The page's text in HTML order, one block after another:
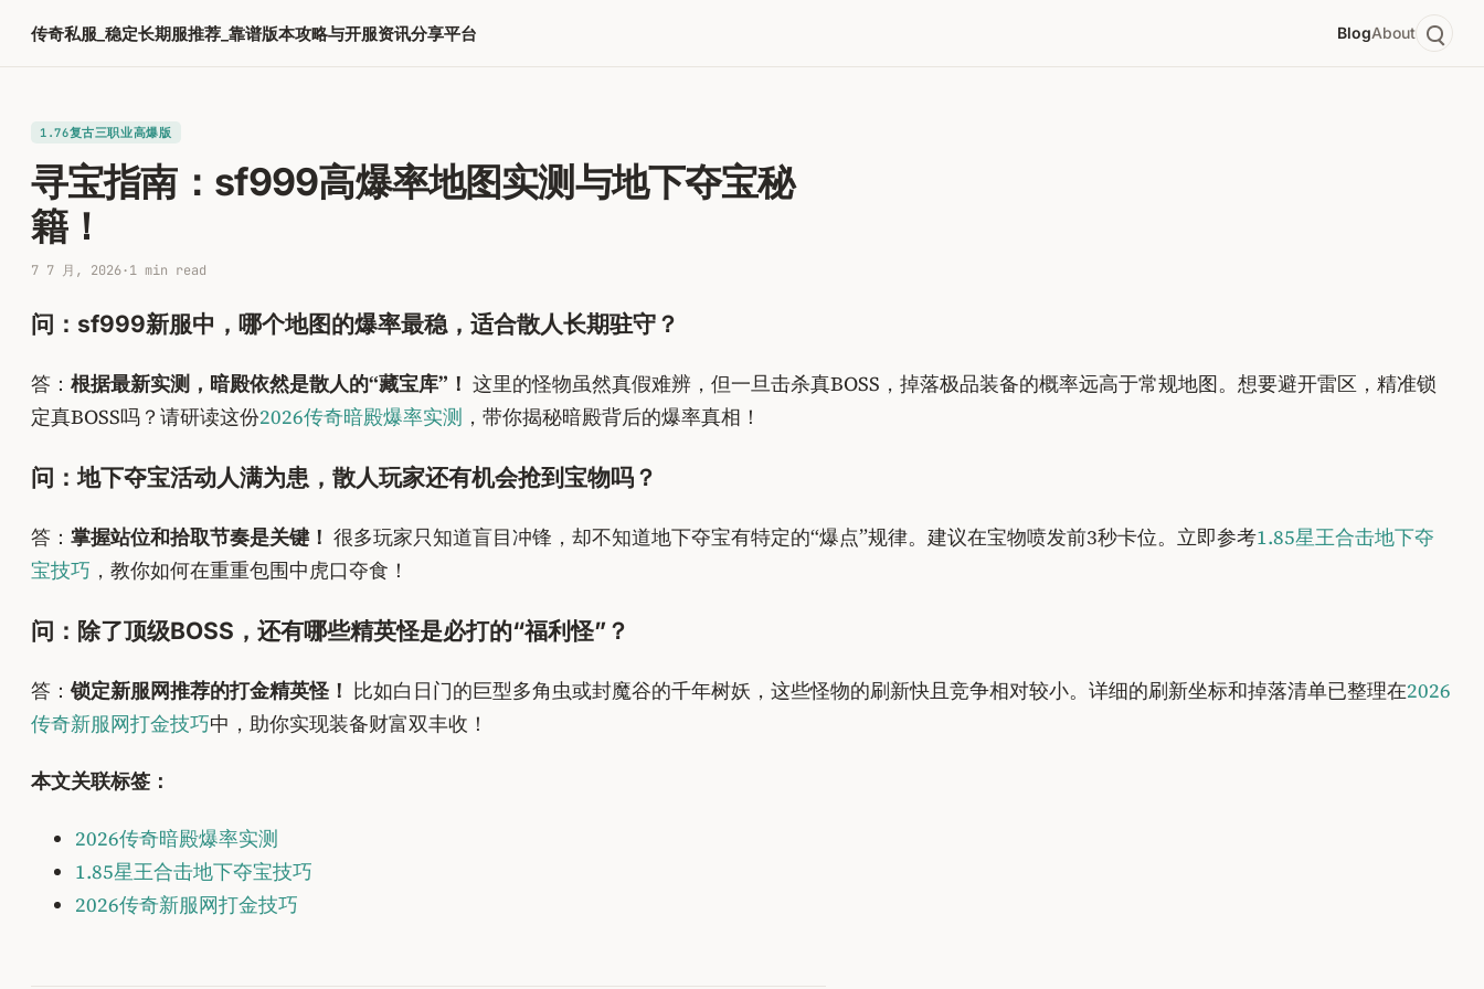
传奇私服_稳定长期服推荐_靠谱版本攻略与开服资讯分享平台 BlogAbout
1.76复古三职业高爆版
寻宝指南：sf999高爆率地图实测与地下夺宝秘
籍！
7 7 月, 2026·1 min read
问：sf999新服中，哪个地图的爆率最稳，适合散人长期驻守？
答： 根据最新实测，暗殿依然是散人的“藏宝库”！ 这里的怪物虽然真假难辨，但一旦击杀真BOSS，掉落极品装备的概率远高于常规地图。想要避开雷区，精准锁
定真BOSS吗？请研读这份2026传奇暗殿爆率实测 ，带你揭秘暗殿背后的爆率真相！
问：地下夺宝活动人满为患，散人玩家还有机会抢到宝物吗？
答： 掌握站位和拾取节奏是关键！ 很多玩家只知道盲目冲锋，却不知道地下夺宝有特定的“爆点”规律。建议在宝物喷发前3秒卡位。立即参考1.85星王合击地下夺
宝技巧 ，教你如何在重重包围中虎口夺食！
问：除了顶级BOSS，还有哪些精英怪是必打的“福利怪”？
答：锁定新服网推荐的打金精英怪！ 比如白日门的巨型多角虫或封魔谷的千年树妖，这些怪物的刷新快且竞争相对较小。详细的刷新坐标和掉落清单已整理在2026
传奇新服网打金技巧中，助你实现装备财富双丰收！
本文关联标签：
2026传奇暗殿爆率实测
1.85星王合击地下夺宝技巧
2026传奇新服网打金技巧